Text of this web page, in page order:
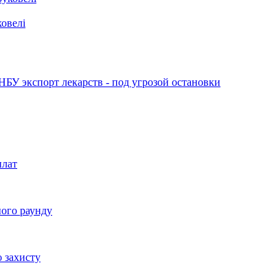
экспорт лекарств - под угрозой остановки
раунду